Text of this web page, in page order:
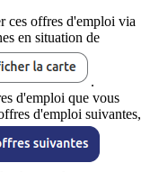
ces offres d'emploi via
en situation de
.
d'emploi que vous
d'emploi suivantes,